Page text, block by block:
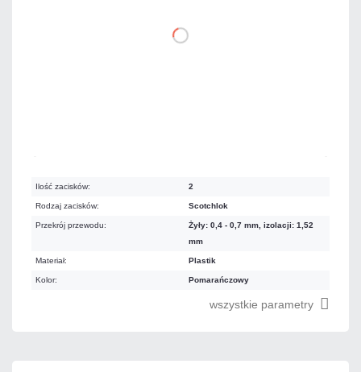
Ilość zacisków: 2
Rodzaj zacisków: Scotchlok
Przekrój przewodu:
Żyły: 0,4 - 0,7 mm, izolacji: 1,52
mm
Materiał: Plastik
Kolor: Pomarańczowy
wszystkie parametry